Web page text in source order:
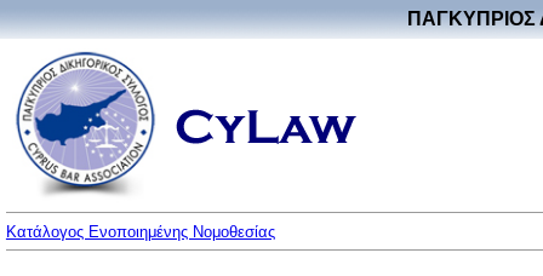
ΠΑΓΚΥΠΡΙΟΣ
Κατάλογος Ενοποιημένης Νομοθεσίας